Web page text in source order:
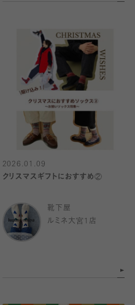
2026.01.09
クリスマスギフトにおすすめ②
靴下屋
ルミネ大宮1店